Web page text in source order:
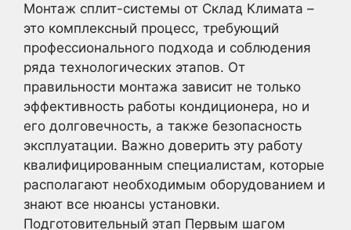
Монтаж сплит-системы от Склад Климата –
это комплексный процесс, требующий
профессионального подхода и соблюдения
ряда технологических этапов. От
правильности монтажа зависит не только
эффективность работы кондиционера, но и
его долговечность, а также безопасность
эксплуатации. Важно доверить эту работу
квалифицированным специалистам, которые
располагают необходимым оборудованием и
знают все нюансы установки.
Подготовительный этап Первым шагом